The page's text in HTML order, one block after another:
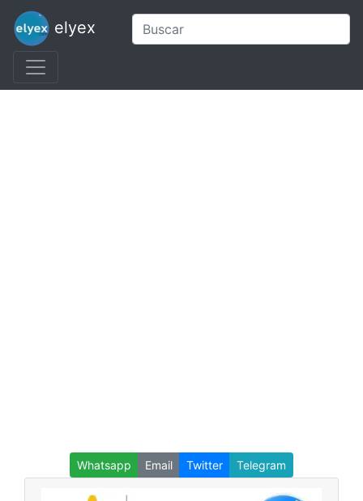
elyex
Whatsapp Email Twitter Telegram